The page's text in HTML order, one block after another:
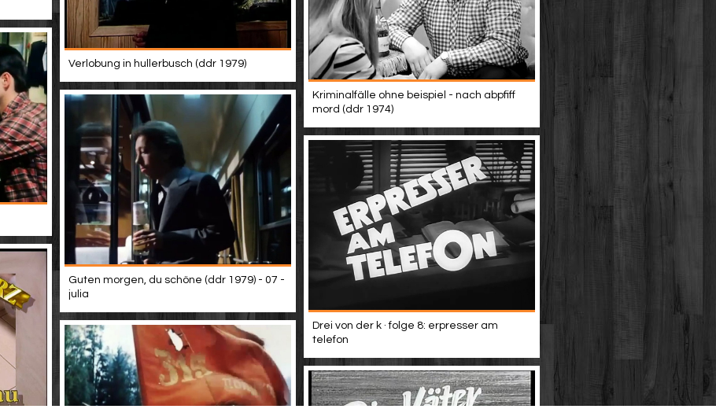
Verlobung in hullerbusch (ddr 1979)
Kriminalfälle ohne beispiel - nach abpfiff
mord (ddr 1974)
Guten morgen, du schöne (ddr 1979) - 07 -
julia
Drei von der k · folge 8: erpresser am
telefon